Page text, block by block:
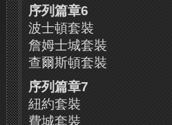
序列篇章6
波士頓套裝
詹姆士城套裝
查爾斯頓套裝
序列篇章7
紐約套裝
費城套裝